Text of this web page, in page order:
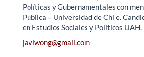
Políticas y Gubernamentales con
Pública – Universidad de Chile.
en Estudios Sociales y Políticos UAH.
javiwong@gmail.com